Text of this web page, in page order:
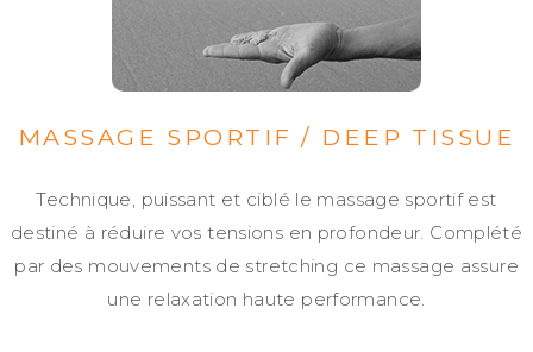
MASSAGE SPORTIF / DEEP TISSUE
Technique, puissant et ciblé le massage sportif est
destiné à réduire vos tensions en profondeur. Complété
par des mouvements de stretching ce massage assure
une relaxation haute performance.